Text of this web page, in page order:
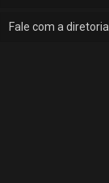
Fale com a diretoria